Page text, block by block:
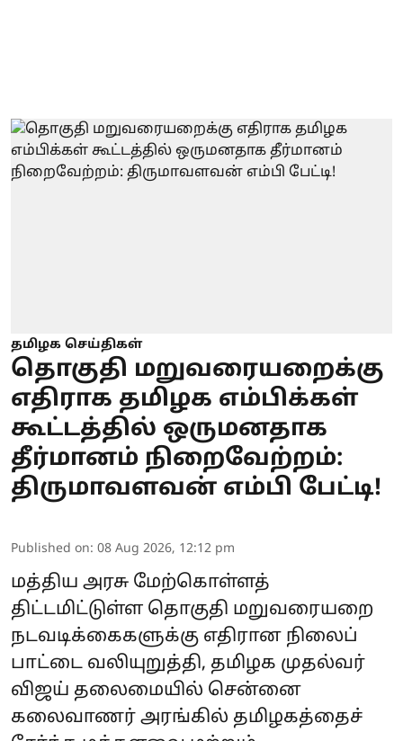
தமிழக செய்திகள்
தொகுதி மறுவரையறைக்கு
எதிராக தமிழக எம்பிக்கள்
கூட்டத்தில் ஒருமனதாக
தீர்மானம் நிறைவேற்றம்:
திருமாவளவன் எம்பி பேட்டி!
Published on: 08 Aug 2026, 12:12 pm
மத்திய அரசு மேற்கொள்ளத்
திட்டமிட்டுள்ள தொகுதி மறுவரையறை
நடவடிக்கைகளுக்கு எதிரான நிலைப்
பாட்டை வலியுறுத்தி, தமிழக முதல்வர்
விஜய் தலைமையில் சென்னை
கலைவாணர் அரங்கில் தமிழகத்தைச்